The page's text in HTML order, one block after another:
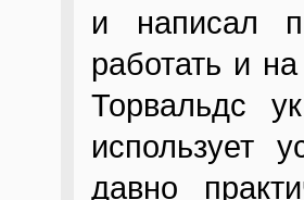
и написал
работать и
Торвальдс
использует
давно